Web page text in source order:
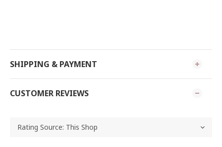
SHIPPING & PAYMENT
CUSTOMER REVIEWS